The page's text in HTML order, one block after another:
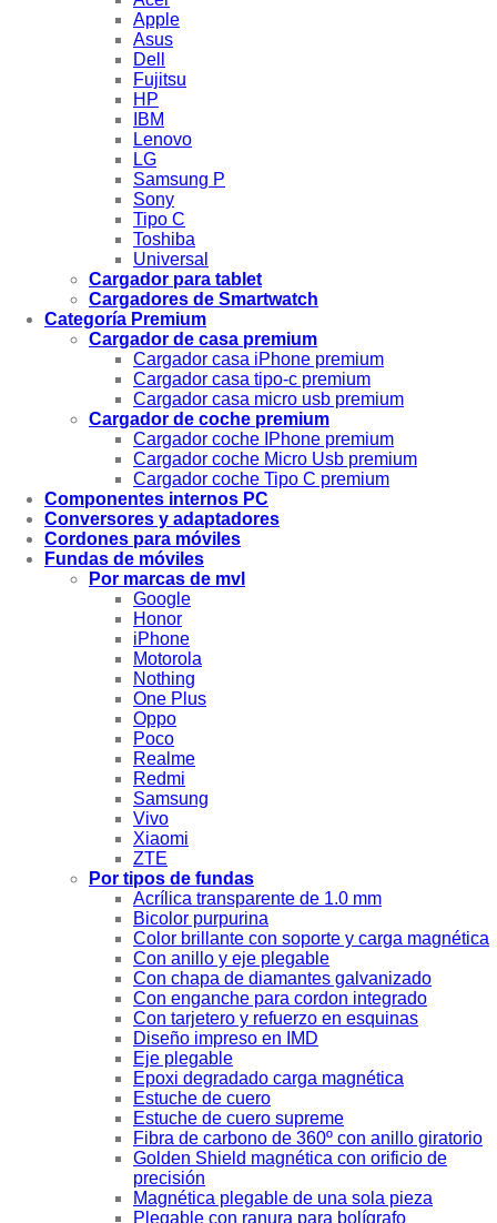
Apple
Asus
Dell
Fujitsu
HP
IBM
Lenovo
LG
Samsung P
Sony
Tipo C
Toshiba
Universal
Cargador para tablet
Cargadores de Smartwatch
Categoría Premium
Cargador de casa premium
Cargador casa iPhone premium
Cargador casa tipo-c premium
Cargador casa micro usb premium
Cargador de coche premium
Cargador coche IPhone premium
Cargador coche Micro Usb premium
Cargador coche Tipo C premium
Componentes internos PC
Conversores y adaptadores
Cordones para móviles
Fundas de móviles
Por marcas de mvl
Google
Honor
iPhone
Motorola
Nothing
One Plus
Oppo
Poco
Realme
Redmi
Samsung
Vivo
Xiaomi
ZTE
Por tipos de fundas
Acrílica transparente de 1.0 mm
Bicolor purpurina
Color brillante con soporte y carga magnética
Con anillo y eje plegable
Con chapa de diamantes galvanizado
Con enganche para cordon integrado
Con tarjetero y refuerzo en esquinas
Diseño impreso en IMD
Eje plegable
Epoxi degradado carga magnética
Estuche de cuero
Estuche de cuero supreme
Fibra de carbono de 360º con anillo giratorio
Golden Shield magnética con orificio de
precisión
Magnética plegable de una sola pieza
Plegable con ranura para bolígrafo